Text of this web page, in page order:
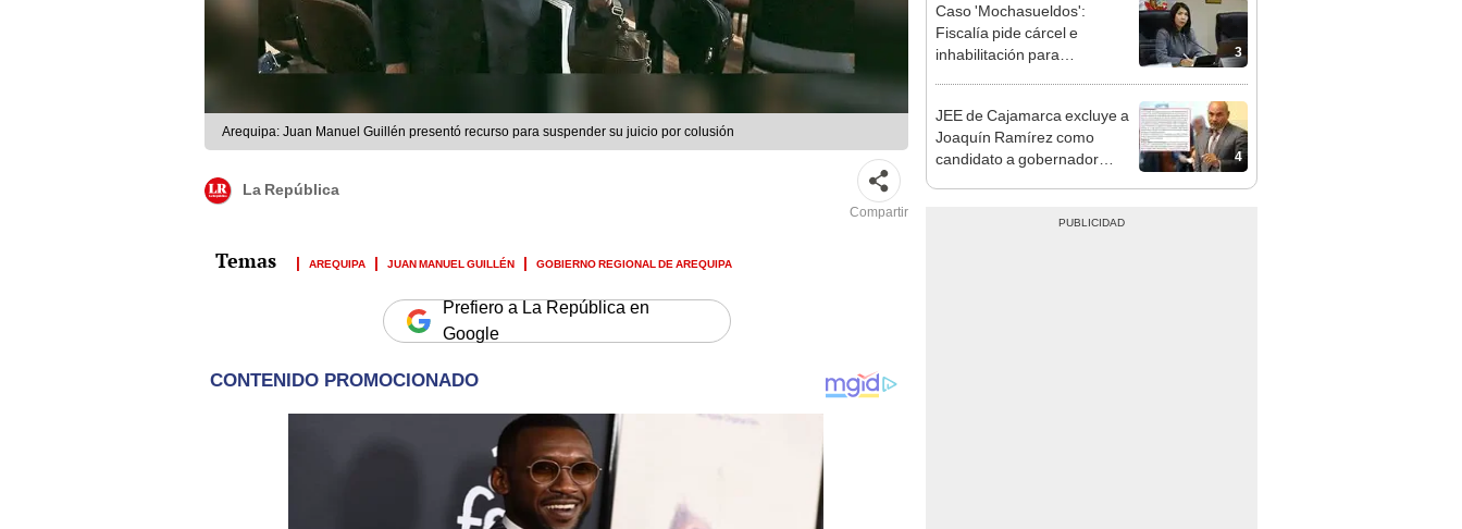
Arequipa: Juan Manuel Guillén presentó recurso para suspender su juicio por colusión
La República
Compartir
AREQUIPA JUAN MANUEL GUILLÉN GOBIERNO REGIONAL DE AREQUIPA
Prefiero a La República en
Google
3
Caso 'Mochasueldos':
Fiscalía pide cárcel e
inhabilitación para
4
JEE de Cajamarca excluye a
Joaquín Ramírez como
candidato a gobernador